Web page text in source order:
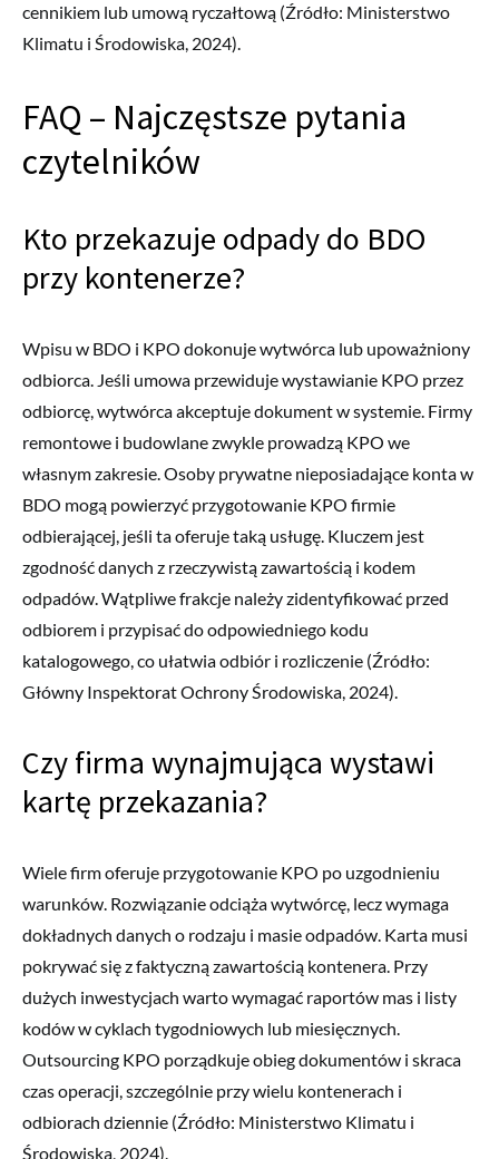
cennikiem lub umową ryczałtową (Źródło: Ministerstwo
Klimatu i Środowiska, 2024).
FAQ – Najczęstsze pytania
czytelników
Kto przekazuje odpady do BDO
przy kontenerze?
Wpisu w BDO i KPO dokonuje wytwórca lub upoważniony
odbiorca. Jeśli umowa przewiduje wystawianie KPO przez
odbiorcę, wytwórca akceptuje dokument w systemie. Firmy
remontowe i budowlane zwykle prowadzą KPO we
własnym zakresie. Osoby prywatne nieposiadające konta w
BDO mogą powierzyć przygotowanie KPO firmie
odbierającej, jeśli ta oferuje taką usługę. Kluczem jest
zgodność danych z rzeczywistą zawartością i kodem
odpadów. Wątpliwe frakcje należy zidentyfikować przed
odbiorem i przypisać do odpowiedniego kodu
katalogowego, co ułatwia odbiór i rozliczenie (Źródło:
Główny Inspektorat Ochrony Środowiska, 2024).
Czy firma wynajmująca wystawi
kartę przekazania?
Wiele firm oferuje przygotowanie KPO po uzgodnieniu
warunków. Rozwiązanie odciąża wytwórcę, lecz wymaga
dokładnych danych o rodzaju i masie odpadów. Karta musi
pokrywać się z faktyczną zawartością kontenera. Przy
dużych inwestycjach warto wymagać raportów mas i listy
kodów w cyklach tygodniowych lub miesięcznych.
Outsourcing KPO porządkuje obieg dokumentów i skraca
czas operacji, szczególnie przy wielu kontenerach i
odbiorach dziennie (Źródło: Ministerstwo Klimatu i
Środowiska, 2024).